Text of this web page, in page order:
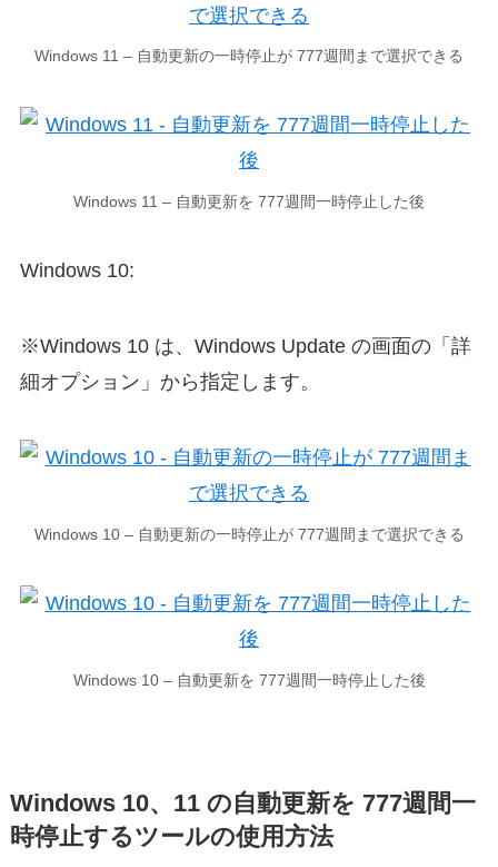
Windows 11 – 自動更新の一時停止が 777週間まで選択できる
Windows 11 – 自動更新を 777週間一時停止した後
Windows 10:
※Windows 10 は、Windows Update の画面の「詳
細オプション」から指定します。
Windows 10 – 自動更新の一時停止が 777週間まで選択できる
Windows 10 – 自動更新を 777週間一時停止した後
Windows 10、11 の自動更新を 777週間一
時停止するツールの使用方法